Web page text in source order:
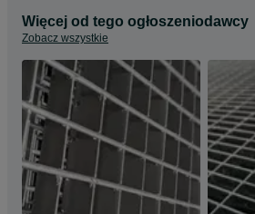
Więcej od tego ogłoszeniodawcy
Zobacz wszystkie